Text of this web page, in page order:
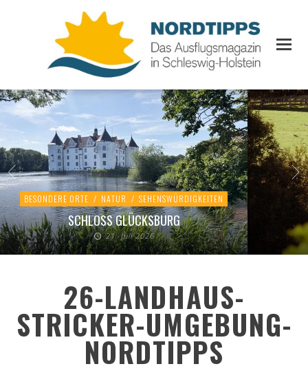
BESONDERE ORTE / NATUR / SEHENSWÜRDIGKEITEN
SCHLOSS GLÜCKSBURG
21. Juli 2026
26-LANDHAUS-
STRICKER-UMGEBUNG-
NORDTIPPS